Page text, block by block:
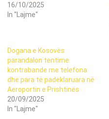
16/10/2025
In "Lajme"
Dogana e Kosovës
parandalon tentime
kontrabande me telefona
dhe para të padeklaruara në
Aeroportin e Prishtinës
20/09/2025
In "Lajme"